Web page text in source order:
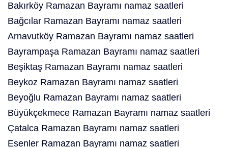
Bakırköy Ramazan Bayramı namaz saatleri
Bağcılar Ramazan Bayramı namaz saatleri
Arnavutköy Ramazan Bayramı namaz saatleri
Bayrampaşa Ramazan Bayramı namaz saatleri
Beşiktaş Ramazan Bayramı namaz saatleri
Beykoz Ramazan Bayramı namaz saatleri
Beyoğlu Ramazan Bayramı namaz saatleri
Büyükçekmece Ramazan Bayramı namaz saatleri
Çatalca Ramazan Bayramı namaz saatleri
Esenler Ramazan Bayramı namaz saatleri